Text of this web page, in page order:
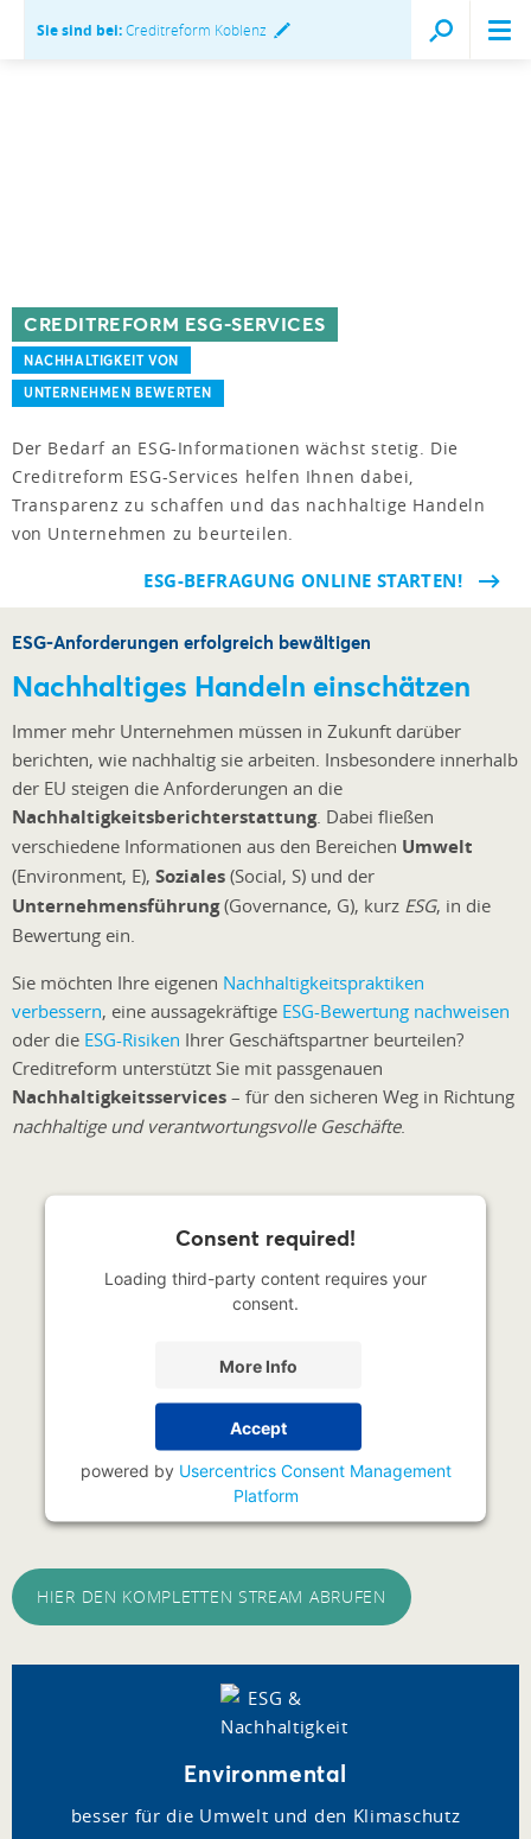
Sie sind bei:Creditreform Koblenz
CREDITREFORM ESG-SERVICES
NACHHALTIGKEIT VON
UNTERNEHMEN BEWERTEN
Der Bedarf an ESG-Informationen wächst stetig. Die
Creditreform ESG-Services helfen Ihnen dabei,
Transparenz zu schaffen und das nachhaltige Handeln
von Unternehmen zu beurteilen.
ESG-BEFRAGUNG ONLINE STARTEN!
ESG-Anforderungen erfolgreich bewältigen
Nachhaltiges Handeln einschätzen
Immer mehr Unternehmen müssen in Zukunft darüber
berichten, wie nachhaltig sie arbeiten. Insbesondere innerhalb
der EU steigen die Anforderungen an die
Nachhaltigkeitsberichterstattung. Dabei fließen
verschiedene Informationen aus den Bereichen Umwelt
(Environment, E), Soziales (Social, S) und der
Unternehmensführung(Governance, G), kurz ESG, in die
Bewertung ein.
Sie möchten Ihre eigenen Nachhaltigkeitspraktiken
verbessern, eine aussagekräftige ESG-Bewertung nachweisen
oder die ESG-Risiken Ihrer Geschäftspartner beurteilen?
Creditreform unterstützt Sie mit passgenauen
Nachhaltigkeitsservices – für den sicheren Weg in Richtung
nachhaltige und verantwortungsvolle Geschäfte.
Consent required!
Loading third-party content requires your
consent.
More Info
Accept
powered by Usercentrics Consent Management
Platform
HIER DEN KOMPLETTEN STREAM ABRUFEN
Environmental
besser für die Umwelt und den Klimaschutz